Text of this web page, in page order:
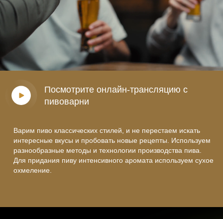
Варим пиво классических стилей, и не перестаем искать
интересные вкусы и пробовать новые рецепты. Используем
разнообразные методы и технологии производства пива.
Для придания пиву интенсивного аромата используем сухое
охмеление.
Посмотрите онлайн-трансляцию с
пивоварни